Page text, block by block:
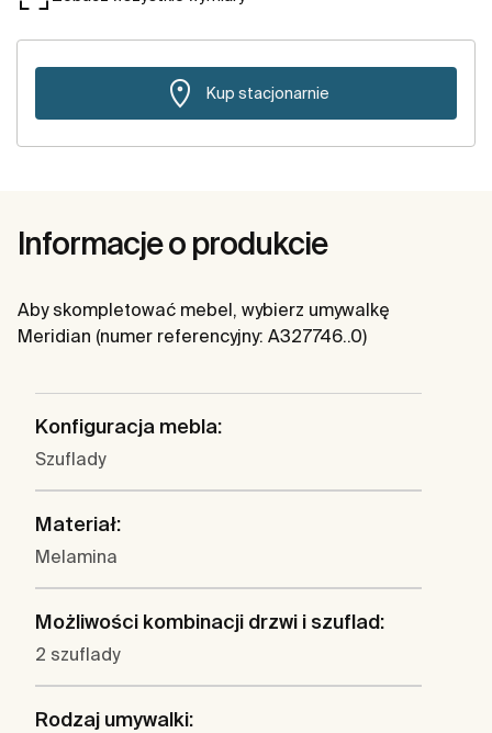
Kup stacjonarnie
Informacje o produkcie
Aby skompletować mebel, wybierz umywalkę
Meridian (numer referencyjny: A327746..0)
Konfiguracja mebla:
Szuflady
Materiał:
Melamina
Możliwości kombinacji drzwi i szuflad:
2 szuflady
Rodzaj umywalki: